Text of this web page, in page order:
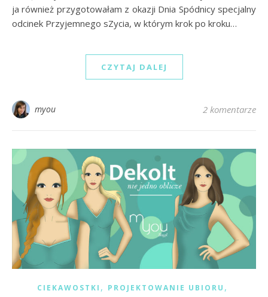
ja również przygotowałam z okazji Dnia Spódnicy specjalny
odcinek Przyjemnego sZycia, w którym krok po kroku…
CZYTAJ DALEJ
myou 2 komentarze
CIEKAWOSTKI , PROJEKTOWANIE UBIORU ,